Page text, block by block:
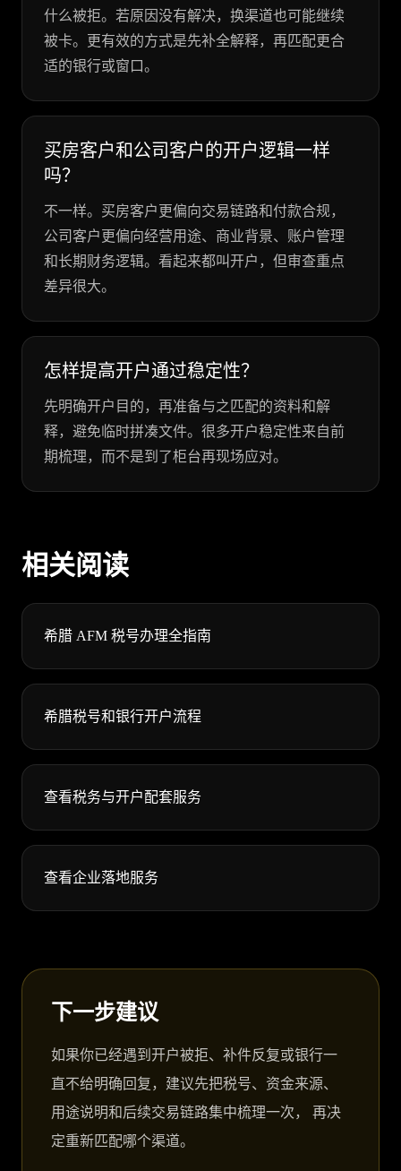
什么被拒。若原因没有解决，换渠道也可能继续
被卡。更有效的方式是先补全解释，再匹配更合
适的银行或窗口。
买房客户和公司客户的开户逻辑一样
吗？
不一样。买房客户更偏向交易链路和付款合规，
公司客户更偏向经营用途、商业背景、账户管理
和长期财务逻辑。看起来都叫开户，但审查重点
差异很大。
怎样提高开户通过稳定性？
先明确开户目的，再准备与之匹配的资料和解
释，避免临时拼凑文件。很多开户稳定性来自前
期梳理，而不是到了柜台再现场应对。
相关阅读
希腊 AFM 税号办理全指南
希腊税号和银行开户流程
查看税务与开户配套服务
查看企业落地服务
下一步建议
如果你已经遇到开户被拒、补件反复或银行一
直不给明确回复，建议先把税号、资金来源、
用途说明和后续交易链路集中梳理一次， 再决
定重新匹配哪个渠道。